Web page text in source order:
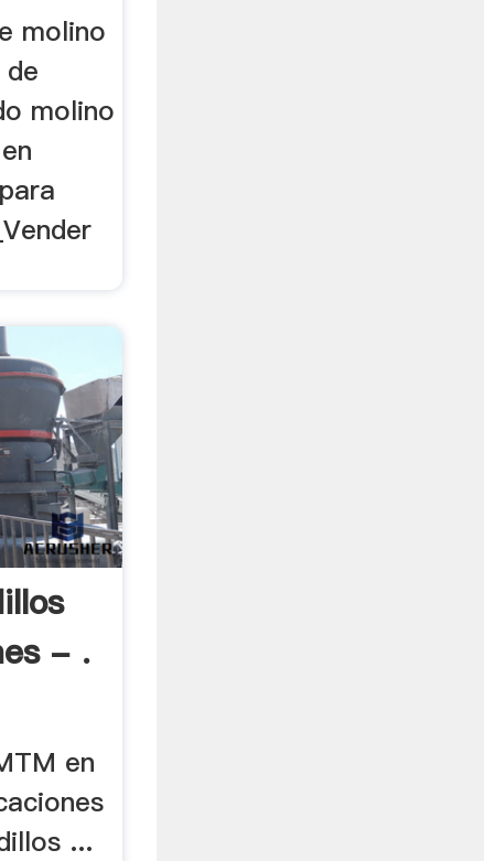
molino
molino
- .
en
...